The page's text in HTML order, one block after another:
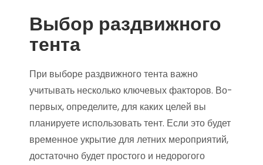
Выбор раздвижного
тента
При выборе раздвижного тента важно
учитывать несколько ключевых факторов. Во-
первых, определите, для каких целей вы
планируете использовать тент. Если это будет
временное укрытие для летних мероприятий,
достаточно будет простого и недорогого